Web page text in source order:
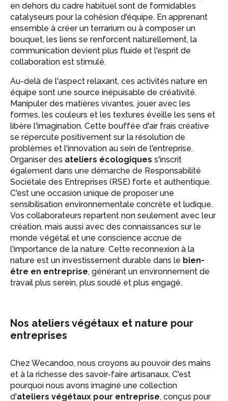
en dehors du cadre habituel sont de formidables
catalyseurs pour la cohésion d'équipe. En apprenant
ensemble à créer un terrarium ou à composer un
bouquet, les liens se renforcent naturellement, la
communication devient plus fluide et l'esprit de
collaboration est stimulé.
Au-delà de l'aspect relaxant, ces activités nature en
équipe sont une source inépuisable de créativité.
Manipuler des matières vivantes, jouer avec les
formes, les couleurs et les textures éveille les sens et
libère l'imagination. Cette bouffée d'air frais créative
se répercute positivement sur la résolution de
problèmes et l'innovation au sein de l'entreprise.
Organiser des ateliers écologiques s'inscrit
également dans une démarche de Responsabilité
Sociétale des Entreprises (RSE) forte et authentique.
C'est une occasion unique de proposer une
sensibilisation environnementale concrète et ludique.
Vos collaborateurs repartent non seulement avec leur
création, mais aussi avec des connaissances sur le
monde végétal et une conscience accrue de
l'importance de la nature. Cette reconnexion à la
nature est un investissement durable dans le bien-
être en entreprise, générant un environnement de
travail plus serein, plus soudé et plus engagé.
Nos ateliers végétaux et nature pour
entreprises
Chez Wecandoo, nous croyons au pouvoir des mains
et à la richesse des savoir-faire artisanaux. C'est
pourquoi nous avons imaginé une collection
d'ateliers végétaux pour entreprise, conçus pour